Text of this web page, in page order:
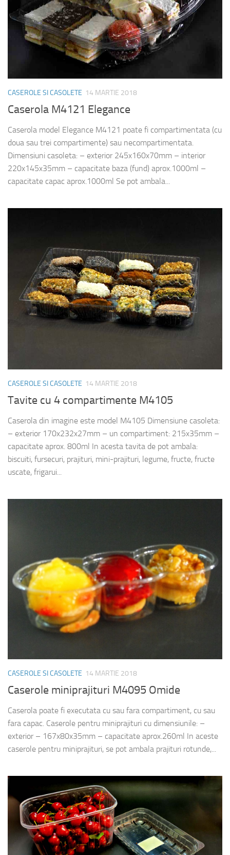
CASEROLE SI CASOLETE 14 MARTIE 2018
Caserola M4121 Elegance
Caserola model Elegance M4121 poate fi compartimentata (cu
doua sau trei compartimente) sau necompartimentata.
Dimensiuni casoleta: – exterior 245x160x70mm – interior
220x145x35mm – capacitate baza (fund) aprox.1000ml –
capacitate capac aprox.1000ml Se pot ambala...
CASEROLE SI CASOLETE 14 MARTIE 2018
Tavite cu 4 compartimente M4105
Caserola din imagine este model M4105 Dimensiune casoleta:
– exterior 170x232x27mm – un compartiment: 215x35mm –
capacitate aprox. 800ml In acesta tavita de pot ambala:
biscuiti, fursecuri, prajituri, mini-prajituri, legume, fructe, fructe
uscate, frigarui...
CASEROLE SI CASOLETE 14 MARTIE 2018
Caserole miniprajituri M4095 Omide
Caserola poate fi executata cu sau fara compartiment, cu sau
fara capac. Caserole pentru miniprajituri cu dimensiunile: –
exterior – 167x80x35mm – capacitate aprox.260ml In aceste
caserole pentru miniprajituri, se pot ambala prajituri rotunde,...